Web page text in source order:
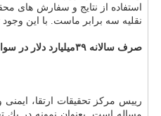
نقلیه سه برابر ماست. با این وجود
صرف سالانه ۳۹میلیارد دلار در سوانح ترافیكی كشور
رییس مركز تحقیقات ارتقا،